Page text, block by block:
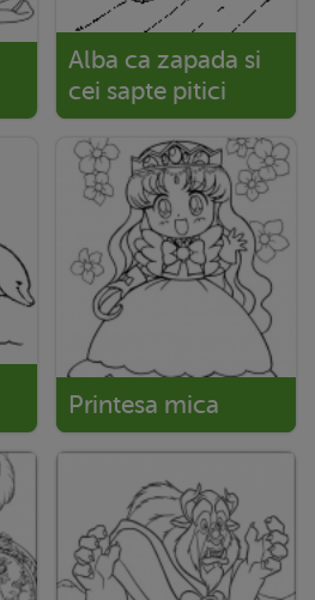
Alba ca zapada si
cei sapte pitici
Printesa mica